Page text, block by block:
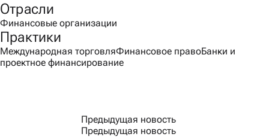
Отрасли
Финансовые организации
Практики
Международная торговляФинансовое правоБанки и
проектное финансирование
Предыдущая новость
Предыдущая новость